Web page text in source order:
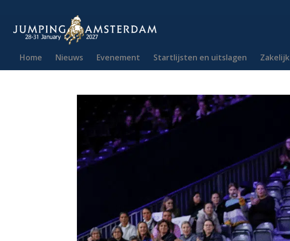
Home Nieuws Evenement Startlijsten en uitslagen Zakelijk